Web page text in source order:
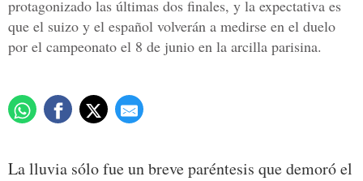
protagonizado las últimas dos finales, y la expectativa es
que el suizo y el español volverán a medirse en el duelo
por el campeonato el 8 de junio en la arcilla parisina.
La lluvia sólo fue un breve paréntesis que demoró el